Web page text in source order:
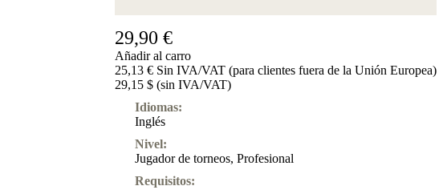
29,90 €
Añadir al carro
25,13 € Sin IVA/VAT (para clientes fuera de la Unión Europea)
29,15 $ (sin IVA/VAT)
Idiomas:
Inglés
Nivel:
Jugador de torneos, Profesional
Requisitos: